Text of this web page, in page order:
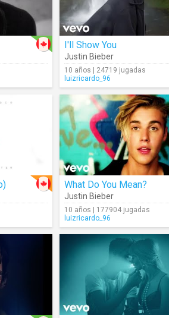
I'll Show You
Justin Bieber
10 años | 24719 jugadas
luizricardo_96
What Do You Mean?
Justin Bieber
10 años | 177904 jugadas
luizricardo_96